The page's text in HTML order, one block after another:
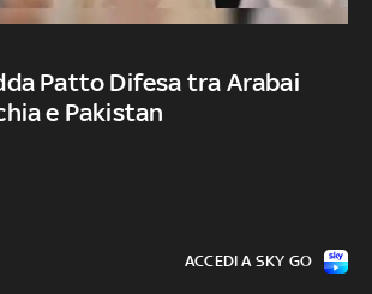
Patto Difesa tra Arabai
e Pakistan
ACCEDI A SKY GO